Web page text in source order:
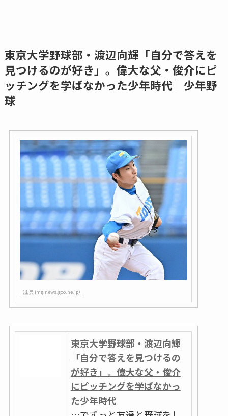
東京大学野球部・渡辺向輝「自分で答えを
見つけるのが好き」。偉大な父・俊介にピ
ッチングを学ばなかった少年時代｜少年野
球
（出典 img.news.goo.ne.jp）
東京大学野球部・渡辺向輝
「自分で答えを見つけるの
が好き」。偉大な父・俊介
にピッチングを学ばなかっ
た少年時代